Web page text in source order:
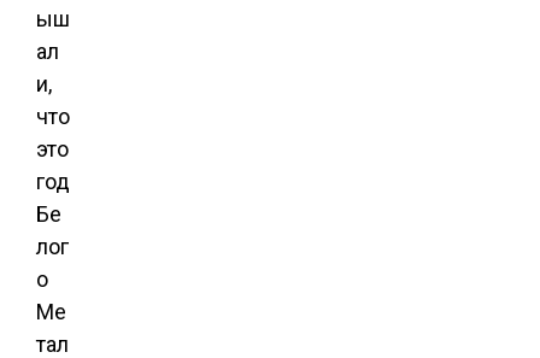
ыш
ал
и,
что
это
год
Бе
лог
о
Ме
тал